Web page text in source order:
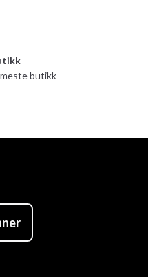
butikk